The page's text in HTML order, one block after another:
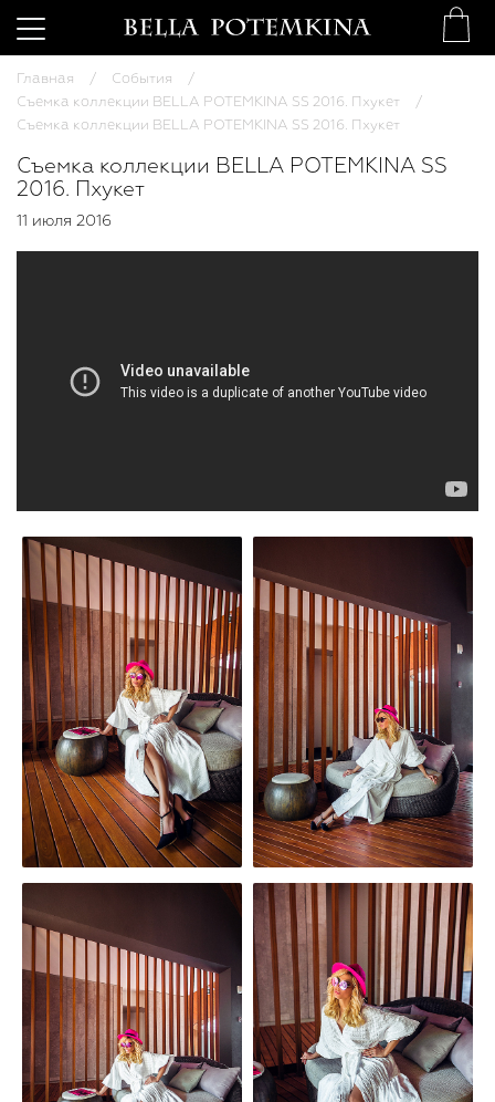
Главная
События
Съемка коллекции BELLA POTEMKINA SS 2016. Пхукет
Съемка коллекции BELLA POTEMKINA SS 2016. Пхукет
Съемка коллекции BELLA POTEMKINA SS
2016. Пхукет
11 июля 2016